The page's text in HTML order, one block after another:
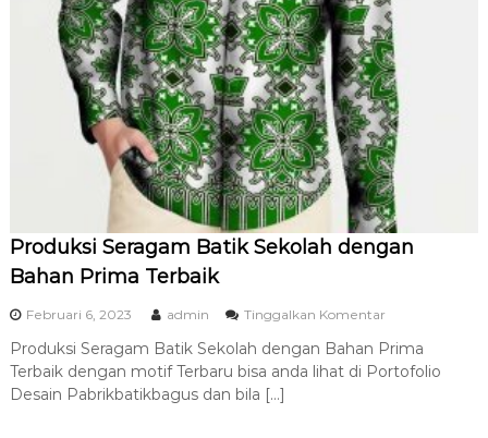
b
o
l
I
d
e
n
t
i
t
a
s
Produksi Seragam Batik Sekolah dengan
Bahan Prima Terbaik
Februari 6, 2023 admin Tinggalkan Komentarp
d
a
Produksi Seragam Batik Sekolah dengan Bahan Prima
Terbaik dengan motif Terbaru bisa anda lihat di Portofolio
Desain Pabrikbatikbagus dan bila […]